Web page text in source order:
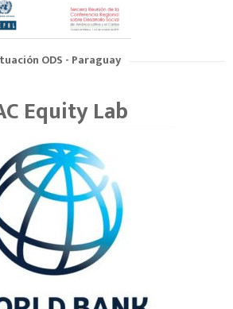
ODS - Paraguay
Equity Lab